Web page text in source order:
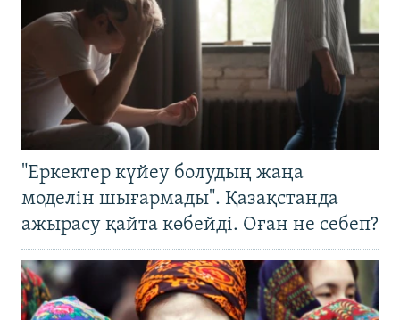
"Еркектер күйеу болудың жаңа
моделін шығармады". Қазақстанда
ажырасу қайта көбейді. Оған не себеп?